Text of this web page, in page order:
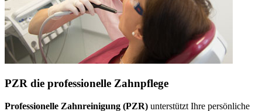
PZR die professionelle Zahnpflege
Professionelle Zahnreinigung (PZR) unterstützt Ihre persönliche